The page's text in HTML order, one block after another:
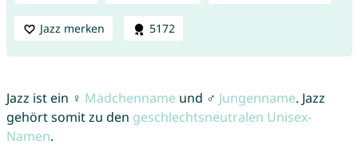
Jazz merken 5172
Jazz ist ein ♀ Mädchenname und ♂ Jungenname. Jazz
gehört somit zu den geschlechtsneutralen Unisex-
Namen.